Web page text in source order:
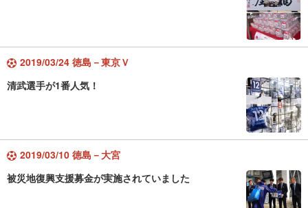
2019/03/24 徳島－東京Ｖ
清武選手が1番人気！
2019/03/10 徳島－大宮
被災地復興支援募金が実施されていました